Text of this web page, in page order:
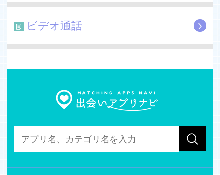
金をご用意しております。
す。
課金されます。
順番で設定画面へ進み、自動継続をオフにすることが可能
わった後にキャンセル処理が行われます。
・有料会員になる際は、キャンペーン等で提供された無料
ビデオ通話